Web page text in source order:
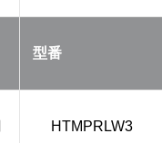
型番
HTMPRLW3